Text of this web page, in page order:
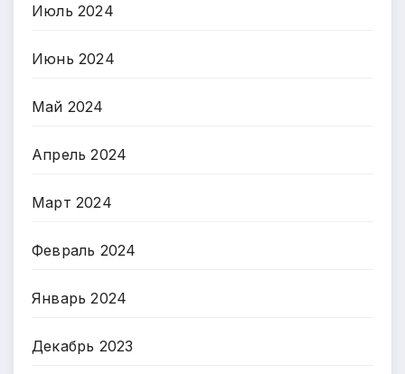
Июль 2024
Июнь 2024
Май 2024
Апрель 2024
Март 2024
Февраль 2024
Январь 2024
Декабрь 2023